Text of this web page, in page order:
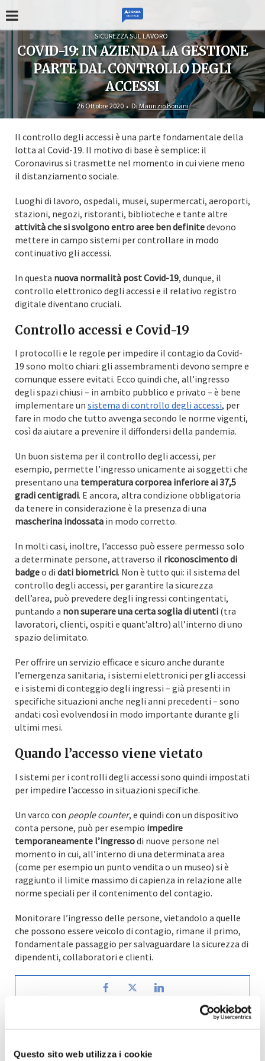
Questo sito web utilizza i cookie
SICUREZZA SUL LAVORO
COVID-19: IN AZIENDA LA GESTIONE
PARTE DAL CONTROLLO DEGLI
ACCESSI
26 Ottobre 2020 DiMaurizio Boriani
Il controllo degli accessi è una parte fondamentale della
lotta al Covid-19. Il motivo di base è semplice: il
Coronavirus si trasmette nel momento in cui viene meno
il distanziamento sociale.
Luoghi di lavoro, ospedali, musei, supermercati, aeroporti,
stazioni, negozi, ristoranti, biblioteche e tante altre
attività che si svolgono entro aree ben definitedevono
mettere in campo sistemi per controllare in modo
continuativo gli accessi.
In questa nuova normalità post Covid-19, dunque, il
controllo elettronico degli accessi e il relativo registro
digitale diventano cruciali.
Controllo accessi e Covid-19
I protocolli e le regole per impedire il contagio da Covid-
19 sono molto chiari: gli assembramenti devono sempre e
comunque essere evitati. Ecco quindi che, all’ingresso
degli spazi chiusi – in ambito pubblico e privato – è bene
implementare un sistema di controllo degli accessi, per
fare in modo che tutto avvenga secondo le norme vigenti,
così da aiutare a prevenire il diffondersi della pandemia.
Un buon sistema per il controllo degli accessi, per
esempio, permette l’ingresso unicamente ai soggetti che
presentano una temperatura corporea inferiore ai 37,5
gradi centigradi. E ancora, altra condizione obbligatoria
da tenere in considerazione è la presenza di una
mascherina indossata in modo corretto.
In molti casi, inoltre, l’accesso può essere permesso solo
a determinate persone, attraverso il riconoscimento di
badgeo di dati biometrici. Non è tutto qui: il sistema del
controllo degli accessi, per garantire la sicurezza
dell’area, può prevedere degli ingressi contingentati,
puntando a non superare una certa soglia di utenti (tra
lavoratori, clienti, ospiti e quant’altro) all’interno di uno
spazio delimitato.
Per offrire un servizio efficace e sicuro anche durante
l’emergenza sanitaria, i sistemi elettronici per gli accessi
e i sistemi di conteggio degli ingressi – già presenti in
specifiche situazioni anche negli anni precedenti – sono
andati così evolvendosi in modo importante durante gli
ultimi mesi.
Quando l’accesso viene vietato
I sistemi per i controlli degli accessi sono quindi impostati
per impedire l’accesso in situazioni specifiche.
Un varco con people counter, e quindi con un dispositivo
conta persone, può per esempio impedire
temporaneamente l’ingressodi nuove persone nel
momento in cui, all’interno di una determinata area
(come per esempio un punto vendita o un museo) si è
raggiunto il limite massimo di capienza in relazione alle
norme speciali per il contenimento del contagio.
Monitorare l’ingresso delle persone, vietandolo a quelle
che possono essere veicolo di contagio, rimane il primo,
fondamentale passaggio per salvaguardare la sicurezza di
dipendenti, collaboratori e clienti.
Gestione